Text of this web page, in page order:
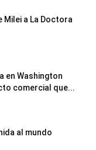
a La Doctora
en Washington
comercial que...
al mundo